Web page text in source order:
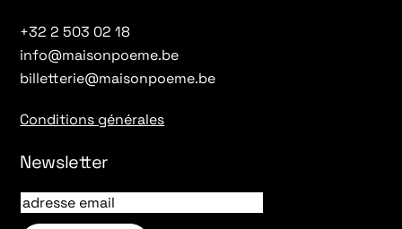
+32 2 503 02 18
info@maisonpoeme.be
billetterie@maisonpoeme.be
Conditions générales
Newsletter